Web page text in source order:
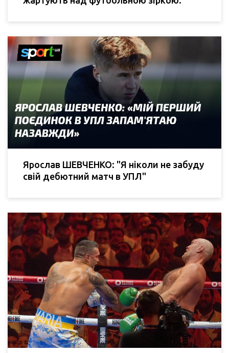
Ярослав ШЕВЧЕНКО: "Я ніколи не забуду
свій дебютний матч в УПЛ"